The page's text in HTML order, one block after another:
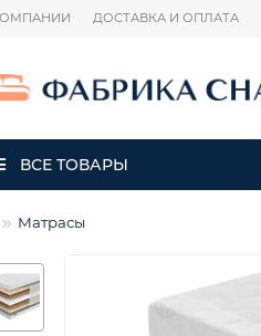
ДОСТАВКА И ОПЛАТА
ВСЕ ТОВАРЫ
Матрасы